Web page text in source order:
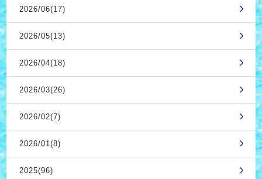
2026/06(17)
2026/05(13)
2026/04(18)
2026/03(26)
2026/02(7)
2026/01(8)
2025(96)